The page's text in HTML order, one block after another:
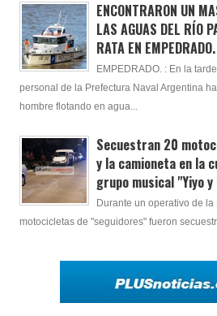
ENCONTRARON UN
LAS AGUAS DEL RÍO
RATA EN
EMPEDRADO. : En la
personal de la Prefectura Naval Argentina
hombre flotando en agua...
Secuestran 20
y la camioneta en la
grupo musical "Yiyo
Durante un operativo de
motocicletas de "seguidores" fueron